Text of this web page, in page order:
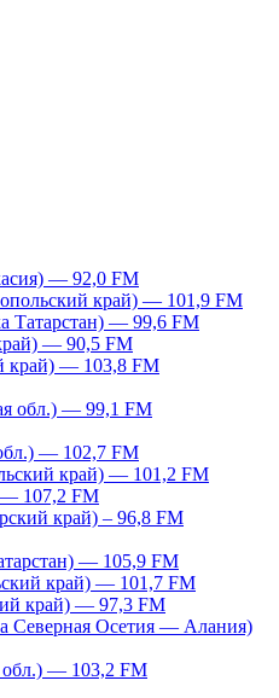
— 92,0 FM
край) — 101,9 FM
Татарстан) — 99,6 FM
— 90,5 FM
край) — 103,8 FM
обл.) — 99,1 FM
— 102,7 FM
край) — 101,2 FM
— 107,2 FM
край) – 96,8 FM
— 105,9 FM
край) — 101,7 FM
край) — 97,3 FM
Северная Осетия — Алания)
обл.) — 103,2 FM